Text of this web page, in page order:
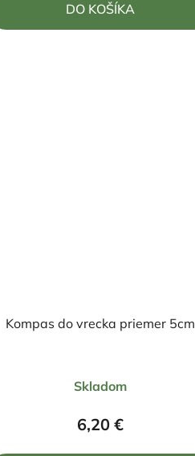
z
DO KOŠÍKA
Kompas do vrecka priemer 5cm
hodnotenie
produktu
Skladom
6,20 €